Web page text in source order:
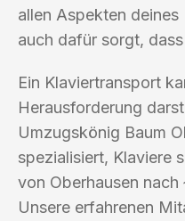
allen Aspekten
auch dafür sorgt,
Ein Klaviertransport
Herausforderung
Umzugskönig Baum
spezialisiert, Klaviere
von Oberhausen
Unsere erfahrenen